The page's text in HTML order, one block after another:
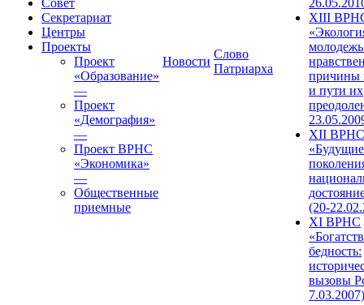
Совет
Секретариат
Центры
Проекты
Проект
«Образование»
—
Проект
«Демография»
—
Проект ВРНС
«Экономика»
—
Общественные
приемные
Новости
Слово
Патриарха
XIII
причины
и пути их
XII ВРНС
«Будущие
(20-
XI ВРНС
бедность:
вызовы
7.03.2007)